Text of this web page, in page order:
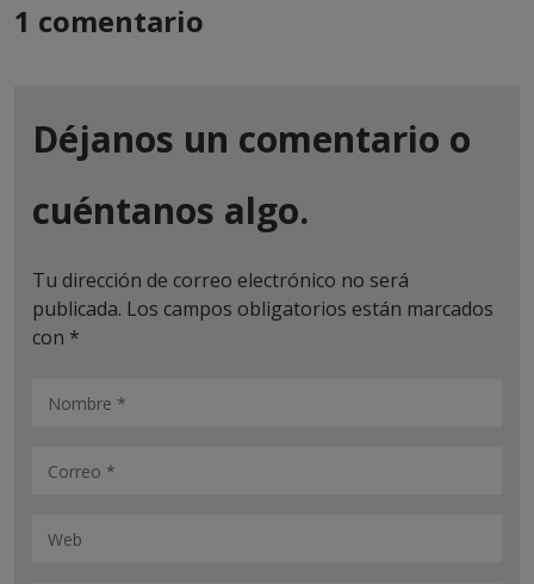
1 comentario
Déjanos un comentario o
cuéntanos algo.
Tu dirección de correo electrónico no será
publicada. Los campos obligatorios están marcados
con *